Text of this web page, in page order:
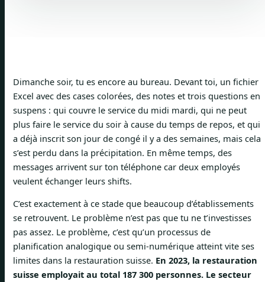
Dimanche soir, tu es encore au bureau. Devant toi, un fichier
Excel avec des cases colorées, des notes et trois questions en
suspens : qui couvre le service du midi mardi, qui ne peut
plus faire le service du soir à cause du temps de repos, et qui
a déjà inscrit son jour de congé il y a des semaines, mais cela
s’est perdu dans la précipitation. En même temps, des
messages arrivent sur ton téléphone car deux employés
veulent échanger leurs shifts.
C’est exactement à ce stade que beaucoup d’établissements
se retrouvent. Le problème n’est pas que tu ne t’investisses
pas assez. Le problème, c’est qu’un processus de
planification analogique ou semi-numérique atteint vite ses
limites dans la restauration suisse. En 2023, la restauration
suisse employait au total 187 300 personnes. Le secteur